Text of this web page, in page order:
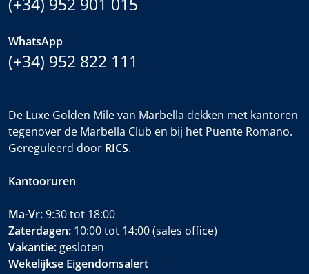
WhatsApp
(+34) 952 822 111
De Luxe Golden Mile van Marbella dekken met kantoren
tegenover de Marbella Club en bij het Puente Romano.
Gereguleerd door RICS.
Kantooruren
Ma-Vr:9:30 tot 18:00
Zaterdagen: 10:00 tot 14:00 (sales office)
Vakantie: gesloten
Wekelijkse Eigendomsalert